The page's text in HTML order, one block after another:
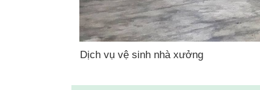
Dịch vụ vệ sinh nhà xưởng